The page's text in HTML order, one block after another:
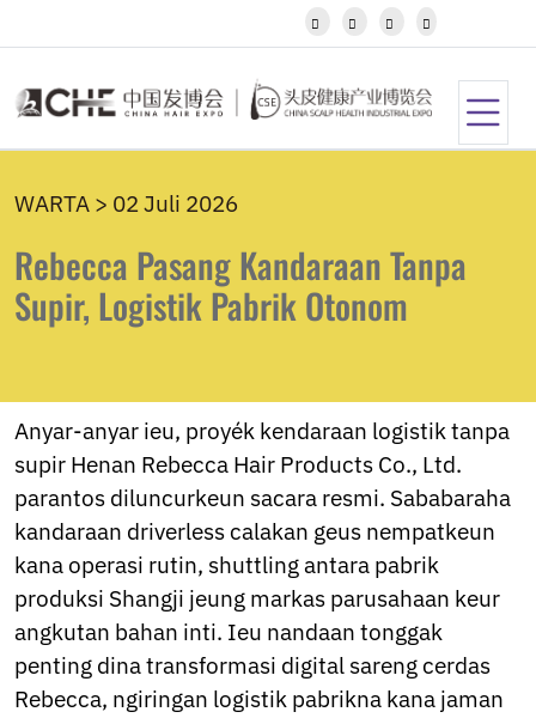
Javanese
Kazakh
Kurdish
Latin
Lithuanian
Luxembou..
Macedonian
Maori
Marathi
Mongolian
Burmese
Nepali
Norwegian
Pashto
Persian
Punjabi
Serbian
Sesotho
   
WARTA > 02 Juli 2026
Rebecca Pasang Kandaraan Tanpa
Supir, Logistik Pabrik Otonom
Anyar-anyar ieu, proyék kendaraan logistik tanpa
supir Henan Rebecca Hair Products Co., Ltd.
parantos diluncurkeun sacara resmi. Sababaraha
kandaraan driverless calakan geus nempatkeun
kana operasi rutin, shuttling antara pabrik
produksi Shangji jeung markas parusahaan keur
angkutan bahan inti. Ieu nandaan tonggak
penting dina transformasi digital sareng cerdas
Rebecca, ngiringan logistik pabrikna kana jaman